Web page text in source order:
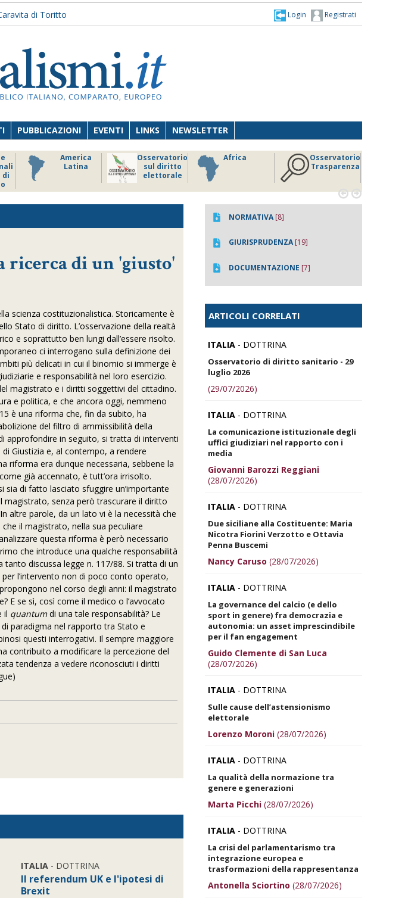
di Toritto Registrati
Login
PUBBLICAZIONI EVENTI LINKS NEWSLETTER
di
America
Latina
Osservatorio
sul diritto
elettorale
Africa
Osservatorio
Trasparenza
 
ricerca di un 'giusto'
scienza costituzionalistica. Storicamente è
Stato di diritto. L’osservazione della realtà
e soprattutto ben lungi dall’essere risolto.
ci interrogano sulla definizione dei
più delicati in cui il binomio si immerge è
e responsabilità nel loro esercizio.
magistrato e i diritti soggettivi del cittadino.
e politica, e che ancora oggi, nemmeno
è una riforma che, fin da subito, ha
del filtro di ammissibilità della
approfondire in seguito, si tratta di interventi
Giustizia e, al contempo, a rendere
riforma era dunque necessaria, sebbene la
già accennato, è tutt’ora irrisolto.
sia di fatto lasciato sfuggire un’importante
senza però trascurare il diritto
altre parole, da un lato vi è la necessità che
il magistrato, nella sua peculiare
questa riforma è però necessario
che introduce una qualche responsabilità
discussa legge n. 117/88. Si tratta di un
l’intervento non di poco conto operato,
nel corso degli anni: il magistrato
E se sì, così come il medico o l’avvocato
il quantumdi una tale responsabilità? Le
paradigma nel rapporto tra Stato e
questi interrogativi. Il sempre maggiore
contribuito a modificare la percezione del
tendenza a vedere riconosciuti i diritti
ITALIA- DOTTRINA
Il referendum UK e l'ipotesi di
Brexit
NORMATIVA[8]
GIURISPRUDENZA[19]
DOCUMENTAZIONE [7]
ARTICOLI CORRELATI
ITALIA - DOTTRINA
Osservatorio di diritto sanitario - 29
luglio 2026
(29/07/2026)
ITALIA - DOTTRINA
La comunicazione istituzionale degli
uffici giudiziari nel rapporto con i
media
Giovanni Barozzi Reggiani
(28/07/2026)
ITALIA - DOTTRINA
Due siciliane alla Costituente: Maria
Nicotra Fiorini Verzotto e Ottavia
Penna Buscemi
Nancy Caruso (28/07/2026)
ITALIA - DOTTRINA
La governance del calcio (e dello
sport in genere) fra democrazia e
autonomia: un asset imprescindibile
per il fan engagement
Guido Clemente di San Luca
(28/07/2026)
ITALIA - DOTTRINA
Sulle cause dell’astensionismo
elettorale
Lorenzo Moroni (28/07/2026)
ITALIA - DOTTRINA
La qualità della normazione tra
genere e generazioni
Marta Picchi (28/07/2026)
ITALIA - DOTTRINA
La crisi del parlamentarismo tra
integrazione europea e
trasformazioni della rappresentanza
Antonella Sciortino (28/07/2026)